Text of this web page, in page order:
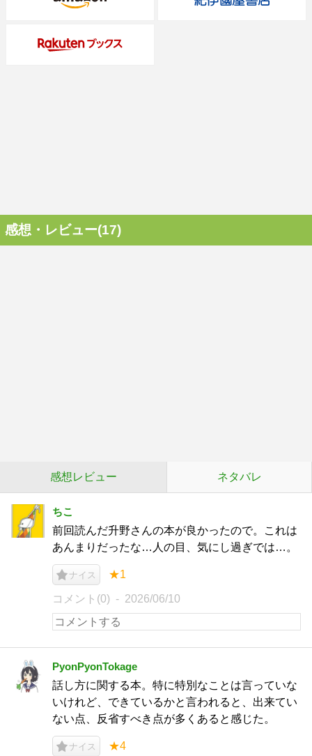
感想・レビュー(17)
感想レビュー ネタバレ
ちこ
前回読んだ升野さんの本が良かったので。これは
あんまりだったな…人の目、気にし過ぎでは…。
ナイス ★1
コメント(0) 2026/06/10
PyonPyonTokage
話し方に関する本。特に特別なことは言っていな
いけれど、できているかと言われると、出来てい
ない点、反省すべき点が多くあると感じた。
ナイス ★4